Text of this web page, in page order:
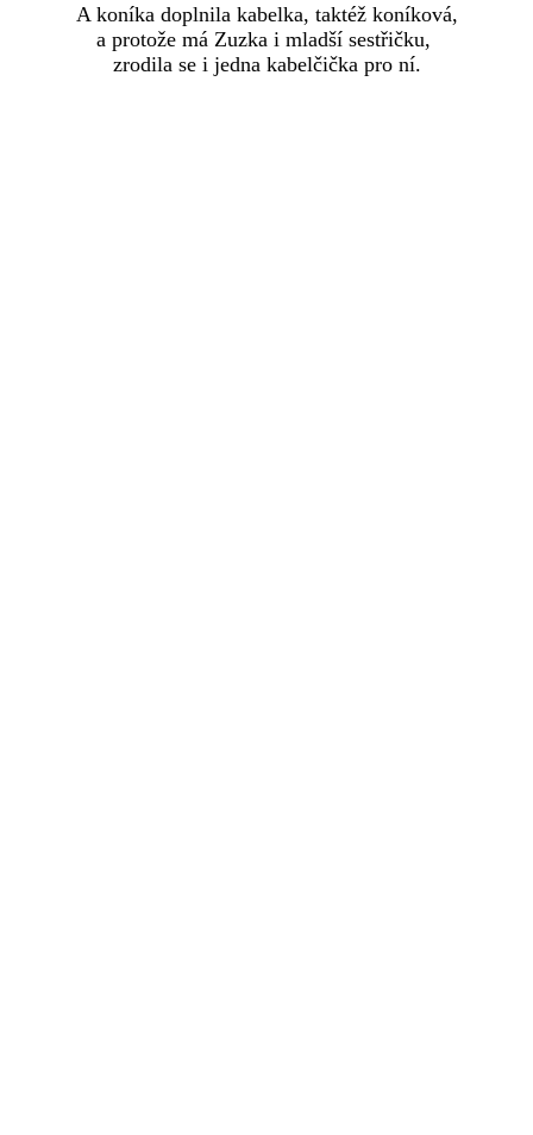
A koníka doplnila kabelka, taktéž koníková,
a protože má Zuzka i mladší sestřičku,
zrodila se i jedna kabelčička pro ní.